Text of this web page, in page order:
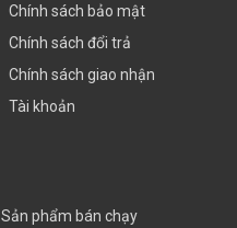
Chính sách bảo mật
Chính sách đổi trả
Chính sách giao nhận
Tài khoản
Sản phẩm bán chạy